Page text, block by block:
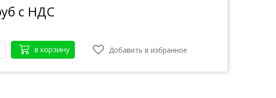
с НДС
в корзину Добавить в избранное